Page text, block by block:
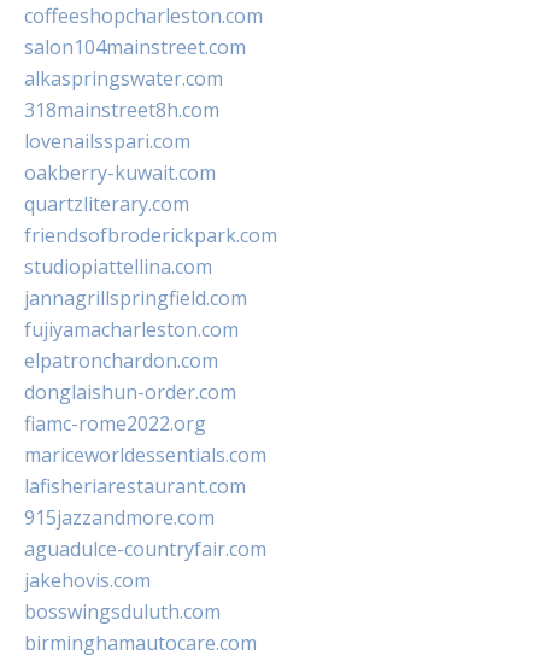
coffeeshopcharleston.com
salon104mainstreet.com
alkaspringswater.com
318mainstreet8h.com
lovenailsspari.com
oakberry-kuwait.com
quartzliterary.com
friendsofbroderickpark.com
studiopiattellina.com
jannagrillspringfield.com
fujiyamacharleston.com
elpatronchardon.com
donglaishun-order.com
fiamc-rome2022.org
mariceworldessentials.com
lafisheriarestaurant.com
915jazzandmore.com
aguadulce-countryfair.com
jakehovis.com
bosswingsduluth.com
birminghamautocare.com